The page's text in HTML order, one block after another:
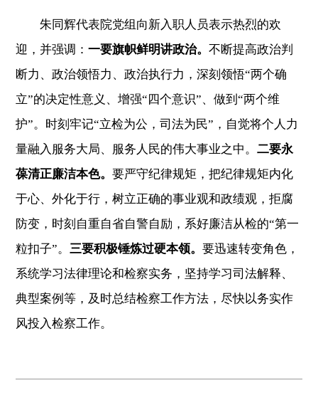
朱同辉代表院党组向新入职人员表示热烈的欢
迎，并强调：一要旗帜鲜明讲政治。不断提高政治判
断力、政治领悟力、政治执行力，深刻领悟“两个确
立”的决定性意义、增强“四个意识”、做到“两个维
护”。时刻牢记“立检为公，司法为民”，自觉将个人力
量融入服务大局、服务人民的伟大事业之中。二要永
葆清正廉洁本色。要严守纪律规矩，把纪律规矩内化
于心、外化于行，树立正确的事业观和政绩观，拒腐
防变，时刻自重自省自警自励，系好廉洁从检的“第一
粒扣子”。三要积极锤炼过硬本领。要迅速转变角色，
系统学习法律理论和检察实务，坚持学习司法解释、
典型案例等，及时总结检察工作方法，尽快以务实作
风投入检察工作。